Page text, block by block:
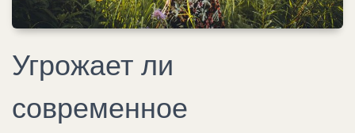
Угрожает ли
современное